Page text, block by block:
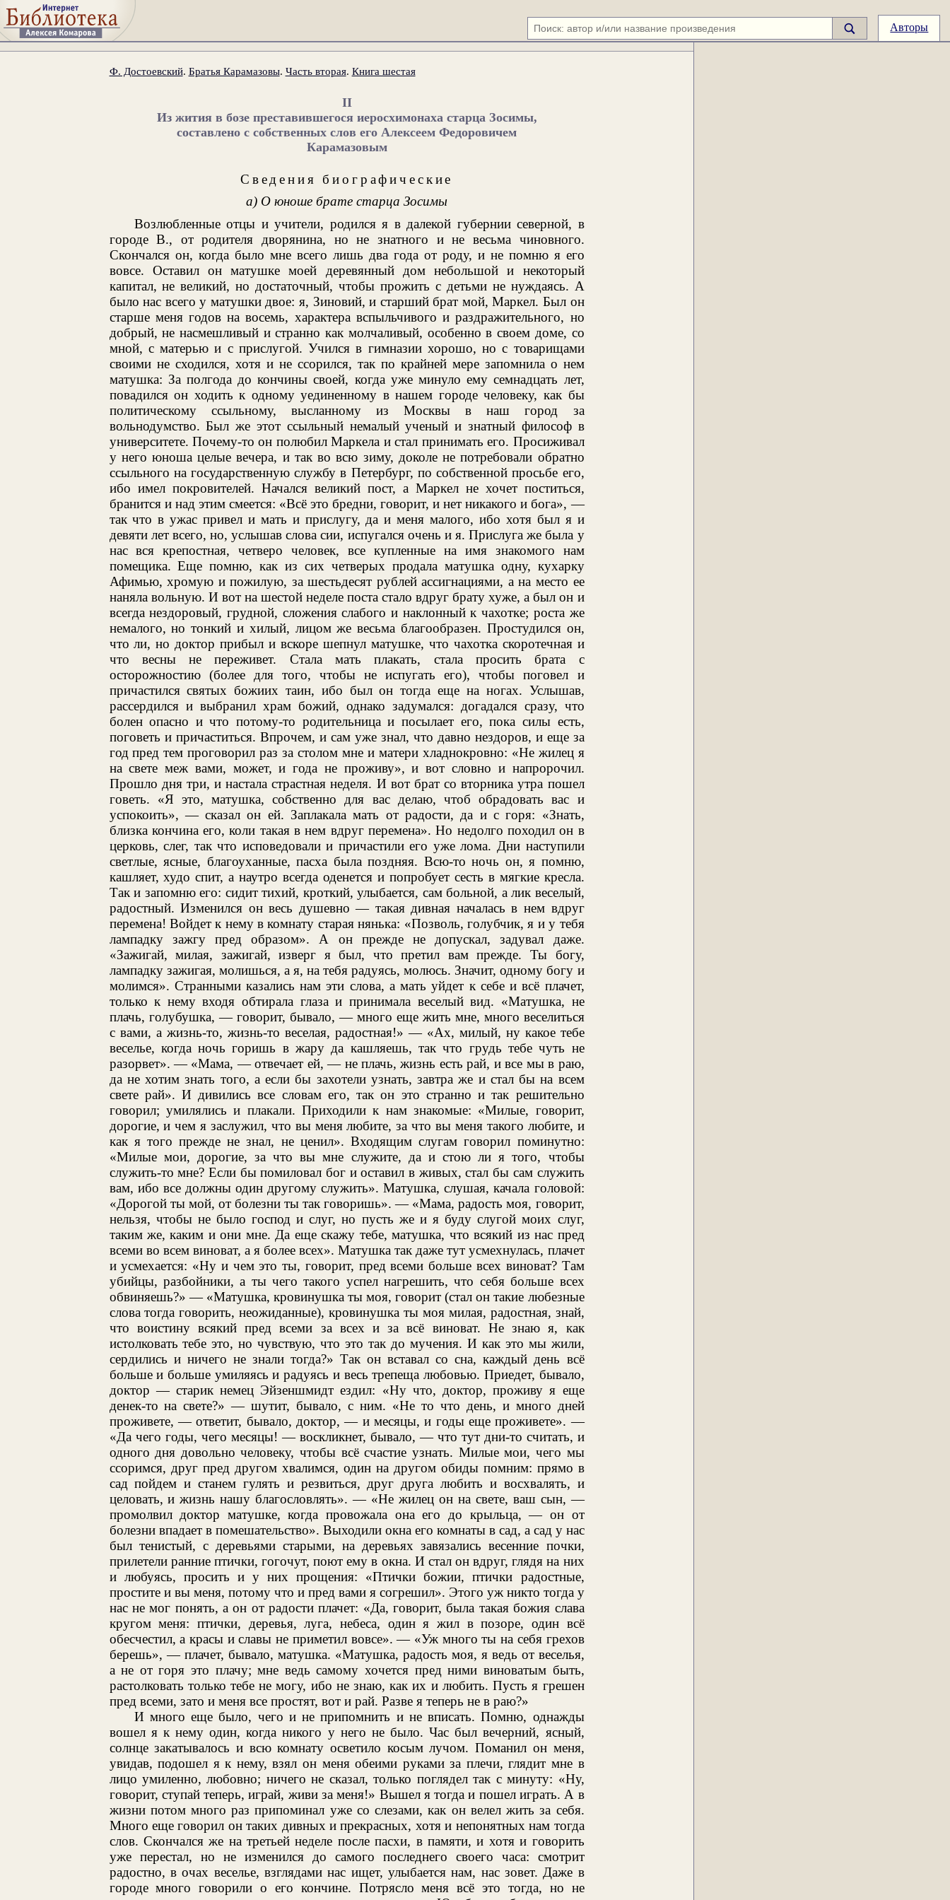
Авторы
Ф. Достоевский. Братья Карамазовы. Часть вторая. Книга шестая
II
Из жития в бозе преставившегося иеросхимонаха старца Зосимы,
составлено с собственных слов его Алексеем Федоровичем
Карамазовым
Сведения биографические
а) О юноше брате старца Зосимы
Возлюбленные отцы и учители, родился я в далекой губернии северной, в
городе В., от родителя дворянина, но не знатного и не весьма чиновного.
Скончался он, когда было мне всего лишь два года от роду, и не помню я его
вовсе. Оставил он матушке моей деревянный дом небольшой и некоторый
капитал, не великий, но достаточный, чтобы прожить с детьми не нуждаясь. А
было нас всего у матушки двое: я, Зиновий, и старший брат мой, Маркел. Был он
старше меня годов на восемь, характера вспыльчивого и раздражительного, но
добрый, не насмешливый и странно как молчаливый, особенно в своем доме, со
мной, с матерью и с прислугой. Учился в гимназии хорошо, но с товарищами
своими не сходился, хотя и не ссорился, так по крайней мере запомнила о нем
матушка: За полгода до кончины своей, когда уже минуло ему семнадцать лет,
повадился он ходить к одному уединенному в нашем городе человеку, как бы
политическому ссыльному, высланному из Москвы в наш город за
вольнодумство. Был же этот ссыльный немалый ученый и знатный философ в
университете. Почему-то он полюбил Маркела и стал принимать его. Просиживал
у него юноша целые вечера, и так во всю зиму, доколе не потребовали обратно
ссыльного на государственную службу в Петербург, по собственной просьбе его,
ибо имел покровителей. Начался великий пост, а Маркел не хочет поститься,
бранится и над этим смеется: «Всё это бредни, говорит, и нет никакого и бога», —
так что в ужас привел и мать и прислугу, да и меня малого, ибо хотя был я и
девяти лет всего, но, услышав слова сии, испугался очень и я. Прислуга же была у
нас вся крепостная, четверо человек, все купленные на имя знакомого нам
помещика. Еще помню, как из сих четверых продала матушка одну, кухарку
Афимью, хромую и пожилую, за шестьдесят рублей ассигнациями, а на место ее
наняла вольную. И вот на шестой неделе поста стало вдруг брату хуже, а был он и
всегда нездоровый, грудной, сложения слабого и наклонный к чахотке; роста же
немалого, но тонкий и хилый, лицом же весьма благообразен. Простудился он,
что ли, но доктор прибыл и вскоре шепнул матушке, что чахотка скоротечная и
что весны не переживет. Стала мать плакать, стала просить брата с
осторожностию (более для того, чтобы не испугать его), чтобы поговел и
причастился святых божиих таин, ибо был он тогда еще на ногах. Услышав,
рассердился и выбранил храм божий, однако задумался: догадался сразу, что
болен опасно и что потому-то родительница и посылает его, пока силы есть,
поговеть и причаститься. Впрочем, и сам уже знал, что давно нездоров, и еще за
год пред тем проговорил раз за столом мне и матери хладнокровно: «Не жилец я
на свете меж вами, может, и года не проживу», и вот словно и напророчил.
Прошло дня три, и настала страстная неделя. И вот брат со вторника утра пошел
говеть. «Я это, матушка, собственно для вас делаю, чтоб обрадовать вас и
успокоить», — сказал он ей. Заплакала мать от радости, да и с горя: «Знать,
близка кончина его, коли такая в нем вдруг перемена». Но недолго походил он в
церковь, слег, так что исповедовали и причастили его уже лома. Дни наступили
светлые, ясные, благоуханные, пасха была поздняя. Всю-то ночь он, я помню,
кашляет, худо спит, а наутро всегда оденется и попробует сесть в мягкие кресла.
Так и запомню его: сидит тихий, кроткий, улыбается, сам больной, а лик веселый,
радостный. Изменился он весь душевно — такая дивная началась в нем вдруг
перемена! Войдет к нему в комнату старая нянька: «Позволь, голубчик, я и у тебя
лампадку зажгу пред образом». А он прежде не допускал, задувал даже.
«Зажигай, милая, зажигай, изверг я был, что претил вам прежде. Ты богу,
лампадку зажигая, молишься, а я, на тебя радуясь, молюсь. Значит, одному богу и
молимся». Странными казались нам эти слова, а мать уйдет к себе и всё плачет,
только к нему входя обтирала глаза и принимала веселый вид. «Матушка, не
плачь, голубушка, — говорит, бывало, — много еще жить мне, много веселиться
с вами, а жизнь-то, жизнь-то веселая, радостная!» — «Ах, милый, ну какое тебе
веселье, когда ночь горишь в жару да кашляешь, так что грудь тебе чуть не
разорвет». — «Мама, — отвечает ей, — не плачь, жизнь есть рай, и все мы в раю,
да не хотим знать того, а если бы захотели узнать, завтра же и стал бы на всем
свете рай». И дивились все словам его, так он это странно и так решительно
говорил; умилялись и плакали. Приходили к нам знакомые: «Милые, говорит,
дорогие, и чем я заслужил, что вы меня любите, за что вы меня такого любите, и
как я того прежде не знал, не ценил». Входящим слугам говорил поминутно:
«Милые мои, дорогие, за что вы мне служите, да и стою ли я того, чтобы
служить-то мне? Если бы помиловал бог и оставил в живых, стал бы сам служить
вам, ибо все должны один другому служить». Матушка, слушая, качала головой:
«Дорогой ты мой, от болезни ты так говоришь». — «Мама, радость моя, говорит,
нельзя, чтобы не было господ и слуг, но пусть же и я буду слугой моих слуг,
таким же, каким и они мне. Да еще скажу тебе, матушка, что всякий из нас пред
всеми во всем виноват, а я более всех». Матушка так даже тут усмехнулась, плачет
и усмехается: «Ну и чем это ты, говорит, пред всеми больше всех виноват? Там
убийцы, разбойники, а ты чего такого успел нагрешить, что себя больше всех
обвиняешь?» — «Матушка, кровинушка ты моя, говорит (стал он такие любезные
слова тогда говорить, неожиданные), кровинушка ты моя милая, радостная, знай,
что воистину всякий пред всеми за всех и за всё виноват. Не знаю я, как
истолковать тебе это, но чувствую, что это так до мучения. И как это мы жили,
сердились и ничего не знали тогда?» Так он вставал со сна, каждый день всё
больше и больше умиляясь и радуясь и весь трепеща любовью. Приедет, бывало,
доктор — старик немец Эйзеншмидт ездил: «Ну что, доктор, проживу я еще
денек-то на свете?» — шутит, бывало, с ним. «Не то что день, и много дней
проживете, — ответит, бывало, доктор, — и месяцы, и годы еще проживете». —
«Да чего годы, чего месяцы! — воскликнет, бывало, — что тут дни-то считать, и
одного дня довольно человеку, чтобы всё счастие узнать. Милые мои, чего мы
ссоримся, друг пред другом хвалимся, один на другом обиды помним: прямо в
сад пойдем и станем гулять и резвиться, друг друга любить и восхвалять, и
целовать, и жизнь нашу благословлять». — «Не жилец он на свете, ваш сын, —
промолвил доктор матушке, когда провожала она его до крыльца, — он от
болезни впадает в помешательство». Выходили окна его комнаты в сад, а сад у нас
был тенистый, с деревьями старыми, на деревьях завязались весенние почки,
прилетели ранние птички, гогочут, поют ему в окна. И стал он вдруг, глядя на них
и любуясь, просить и у них прощения: «Птички божии, птички радостные,
простите и вы меня, потому что и пред вами я согрешил». Этого уж никто тогда у
нас не мог понять, а он от радости плачет: «Да, говорит, была такая божия слава
кругом меня: птички, деревья, луга, небеса, один я жил в позоре, один всё
обесчестил, а красы и славы не приметил вовсе». — «Уж много ты на себя грехов
берешь», — плачет, бывало, матушка. «Матушка, радость моя, я ведь от веселья,
а не от горя это плачу; мне ведь самому хочется пред ними виноватым быть,
растолковать только тебе не могу, ибо не знаю, как их и любить. Пусть я грешен
пред всеми, зато и меня все простят, вот и рай. Разве я теперь не в раю?»
И много еще было, чего и не припомнить и не вписать. Помню, однажды
вошел я к нему один, когда никого у него не было. Час был вечерний, ясный,
солнце закатывалось и всю комнату осветило косым лучом. Поманил он меня,
увидав, подошел я к нему, взял он меня обеими руками за плечи, глядит мне в
лицо умиленно, любовно; ничего не сказал, только поглядел так с минуту: «Ну,
говорит, ступай теперь, играй, живи за меня!» Вышел я тогда и пошел играть. А в
жизни потом много раз припоминал уже со слезами, как он велел жить за себя.
Много еще говорил он таких дивных и прекрасных, хотя и непонятных нам тогда
слов. Скончался же на третьей неделе после пасхи, в памяти, и хотя и говорить
уже перестал, но не изменился до самого последнего своего часа: смотрит
радостно, в очах веселье, взглядами нас ищет, улыбается нам, нас зовет. Даже в
городе много говорили о его кончине. Потрясло меня всё это тогда, но не